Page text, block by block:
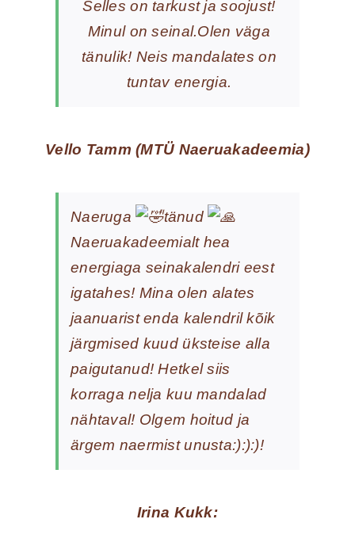
Selles on tarkust ja soojust!
Minul on seinal.Olen väga
tänulik! Neis mandalates on
tuntav energia.
Vello Tamm (MTÜ Naeruakadeemia)
Naeruga
tänud
Naeruakadeemialt hea
energiaga seinakalendri eest
igatahes! Mina olen alates
jaanuarist enda kalendril kõik
järgmised kuud üksteise alla
paigutanud! Hetkel siis
korraga nelja kuu mandalad
nähtaval! Olgem hoitud ja
ärgem naermist unusta:):):)!
Irina Kukk: